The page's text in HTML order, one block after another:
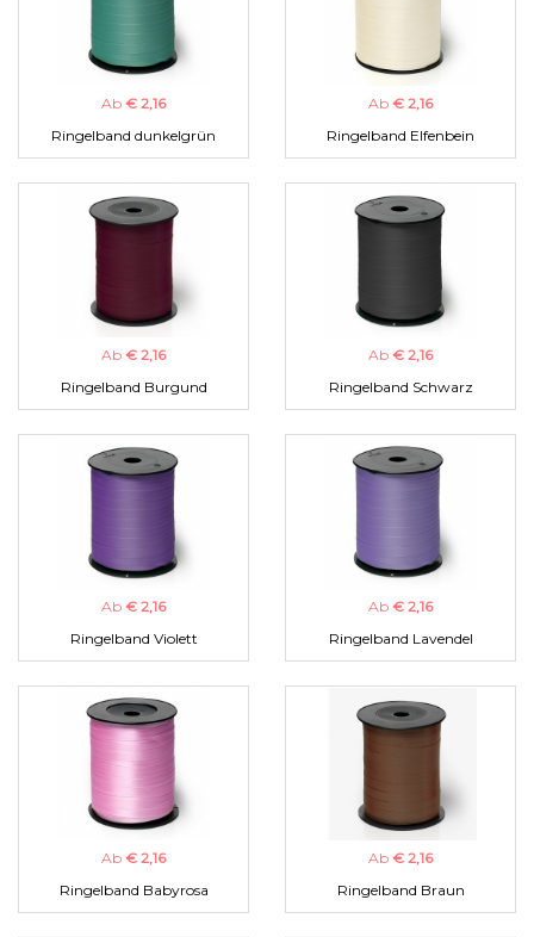
Ab € 2,16
Ringelband dunkelgrün
Ab € 2,16
Ringelband Elfenbein
Ab € 2,16
Ringelband Burgund
Ab € 2,16
Ringelband Schwarz
Ab € 2,16
Ringelband Violett
Ab € 2,16
Ringelband Lavendel
Ab € 2,16
Ringelband Babyrosa
Ab € 2,16
Ringelband Braun